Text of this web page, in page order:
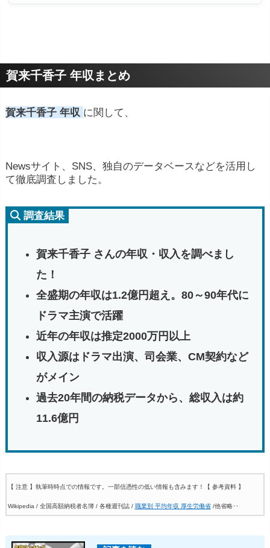
賀来千香子 年収まとめ
賀来千香子 年収 に関して、
Newsサイト、SNS、独自のデータベースなどを活用し
て徹底調査しました。
調査結果
賀来千香子 さんの年収・収入を調べまし
た！
全盛期の年収は1.2億円超え。80～90年代に
ドラマ主演で活躍
近年の年収は推定2000万円以上
収入源はドラマ出演、司会業、CM契約など
がメイン
過去20年間の納税データから、総収入は約
11.6億円
【 注意 】執筆時時点での情報です。一部信憑性の低い情報も含みます！ 【 参考資料 】
Wikipedia / 全国高額納税者名簿 / 各種週刊誌 / 職業別 平均年収 厚生労働省/他省略‥